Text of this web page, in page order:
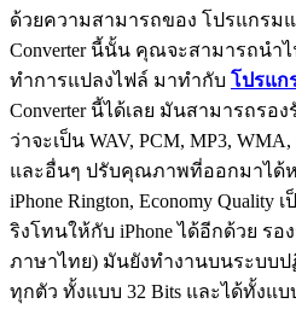
ด้วยความสามารถของ โปรแกรมแ
Converter นี้นั้น คุณจะสามารถน
ทำการแปลงไฟล์ มาทำกับ โปรแก
Converter นี้ได้เลย มันสามารถรอ
ว่าจะเป็น WAV, PCM, MP3,
และอื่นๆ ปรับคุณภาพที่ออกมาได้
iPhone Rington, Economy
ริงโทนให้กับ iPhone ได้อีกด้วย ร
ภาษาไทย) มันยังทำงานบนระบบป
ทุกตัว ทั้งแบบ 32 Bits และได้ทั้งแบ